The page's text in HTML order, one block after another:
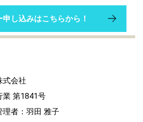
申し込みはこちらから！
式会社
業 第1841号
者：羽田 雅子